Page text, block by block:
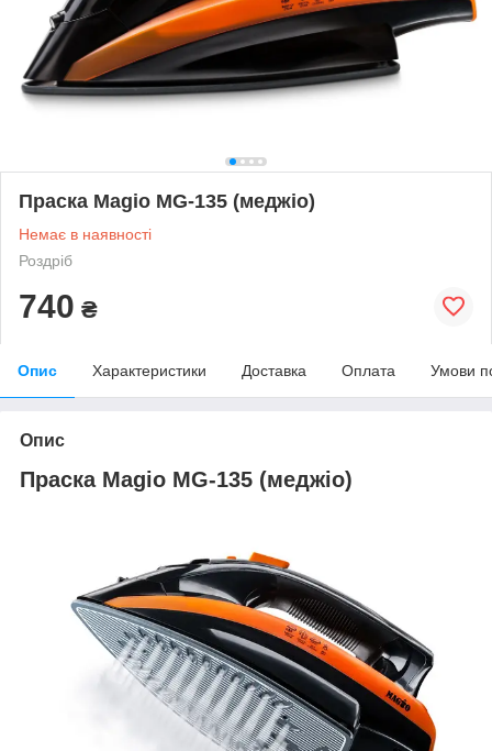
Праска Magio MG-135 (меджіо)
Немає в наявності
Роздріб
740 ₴
Опис Характеристики Доставка Оплата Умови
Опис
Праска Magio MG-135 (меджіо)